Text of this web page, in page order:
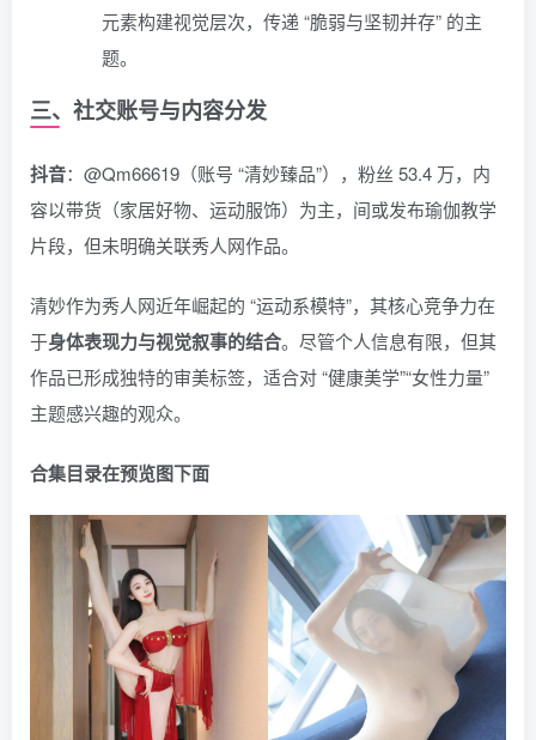
元素构建视觉层次，传递 “脆弱与坚韧并存” 的主
题。
三、社交账号与内容分发
抖音：@Qm66619（账号 “清妙臻品”），粉丝 53.4 万，内
容以带货（家居好物、运动服饰）为主，间或发布瑜伽教学
片段，但未明确关联秀人网作品。
清妙作为秀人网近年崛起的 “运动系模特”，其核心竞争力在
于身体表现力与视觉叙事的结合。尽管个人信息有限，但其
作品已形成独特的审美标签，适合对 “健康美学”“女性力量”
主题感兴趣的观众。
合集目录在预览图下面